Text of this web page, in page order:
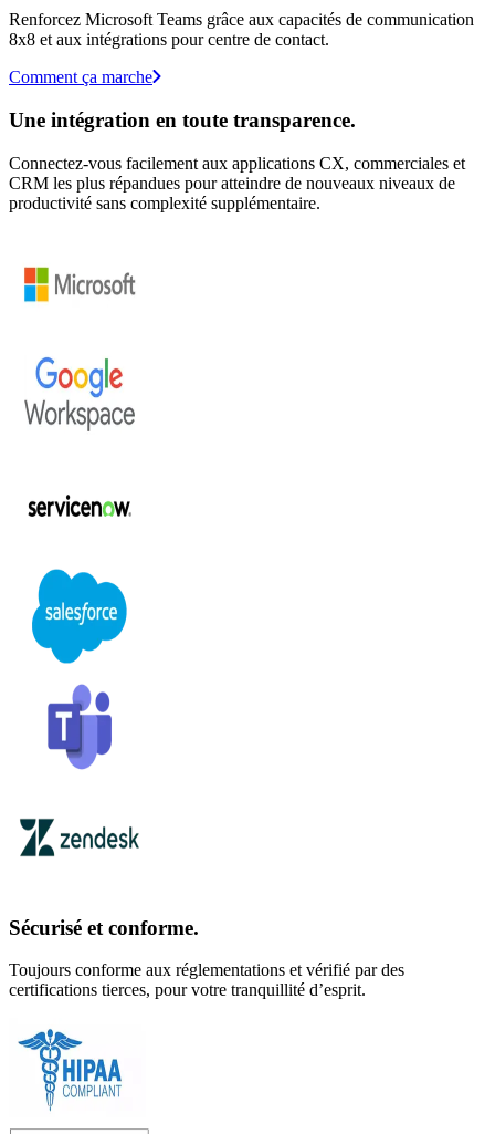
Renforcez Microsoft Teams grâce aux capacités de communication
8x8 et aux intégrations pour centre de contact.
Comment ça marche
Une intégration en toute transparence.
Connectez-vous facilement aux applications CX, commerciales et
CRM les plus répandues pour atteindre de nouveaux niveaux de
productivité sans complexité supplémentaire.
Sécurisé et conforme.
Toujours conforme aux réglementations et vérifié par des
certifications tierces, pour votre tranquillité d’esprit.